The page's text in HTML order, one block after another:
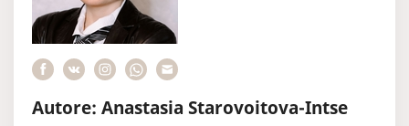
Autore: Anastasia Starovoitova-Intse